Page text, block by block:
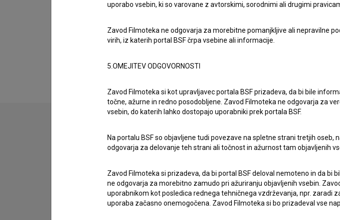
Stik z uredništvom
imam vprašanje
prijavljam napako
uporabo vsebin, ki so varovane z avtorskimi, sorodnimi ali drugimi
Zavod Filmoteka ne odgovarja za morebitne pomanjkljive ali nepravilne
virih, iz katerih portal BSF črpa vsebine ali informacije.
5.OMEJITEV ODGOVORNOSTI
Zavod Filmoteka si kot upravljavec portala BSF prizadeva, da bi bile
točne, ažurne in redno posodobljene. Zavod Filmoteka ne odgovarja za
vsebin, do katerih lahko dostopajo uporabniki prek portala BSF.
Na portalu BSF so objavljene tudi povezave na spletne strani tretjih
odgovarja za delovanje teh strani ali točnost in ažurnost tam objavljenih
Zavod Filmoteka si prizadeva, da bi portal BSF deloval nemoteno in da
ne odgovarja za morebitno zamudo pri ažuriranju objavljenih vsebin.
uporabnikom kot posledica rednega tehničnega vzdrževanja, npr. zaradi
uporaba začasno onemogočena. Zavod Filmoteka si bo prizadeval vse